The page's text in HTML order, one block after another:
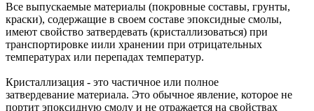
Все выпускаемые материалы (покровные составы, грунты,
краски), содержащие в своем составе эпоксидные смолы,
имеют свойство затвердевать (кристаллизоваться) при
транспортировке иили хранении при отрицательных
температурах или перепадах температур.
Кристаллизация - это частичное или полное
затвердевание материала. Это обычное явление, которое не
портит эпоксидную смолу и не отражается на свойствах